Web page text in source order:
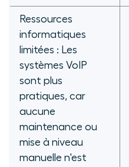
Ressources
informatiques
limitées : Les
systèmes VoIP
sont plus
pratiques, car
aucune
maintenance ou
mise à niveau
manuelle n'est